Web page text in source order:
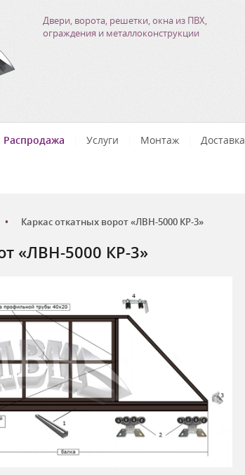
Двери, ворота, решетки, окна из ПВХ,
ограждения и металлоконструкции
Распродажа Услуги Монтаж Доставка
Каркас откатных ворот «ЛВН-5000 КР-3»
«ЛВН-5000 КР-3»